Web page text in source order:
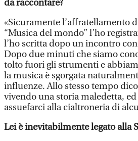
da raccontare?
«Sicuramente l’affratellamento
“Musica del mondo” l’ho
l’ho scritta dopo un incontro
Dopo due minuti che siamo
tolto fuori gli strumenti e
la musica è sgorgata
influenze. Allo stesso tempo
vivendo una storia maledetta,
assuefarci alla cialtroneria di
Lei è inevitabilmente legato alla